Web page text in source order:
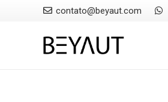
contato@beyaut.com